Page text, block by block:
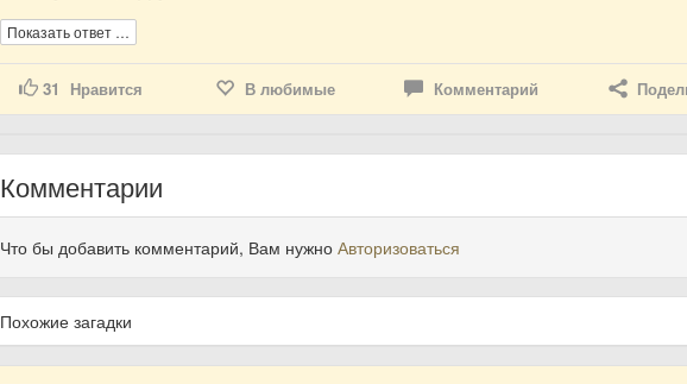
Показать ответ …
31 Нравится В любимые Комментарий
Комментарии
Что бы добавить комментарий, Вам нужноАвторизоваться
Похожие загадки